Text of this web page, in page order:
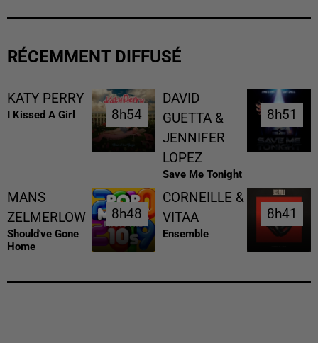
RÉCEMMENT DIFFUSÉ
KATY PERRY
I Kissed A Girl 8h54
8h54
DAVID
GUETTA &
JENNIFER
LOPEZ
Save Me Tonight
8h51
8h51
MANS
ZELMERLOW
Should've Gone
Home
8h48
8h48
CORNEILLE &
VITAA
Ensemble
8h41
8h41